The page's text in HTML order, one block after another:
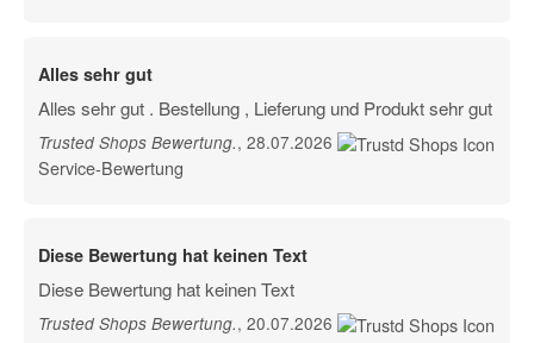
Alles sehr gut
Alles sehr gut . Bestellung , Lieferung und Produkt sehr gut
Trusted Shops Bewertung., 28.07.2026
Service-Bewertung
Diese Bewertung hat keinen Text
Diese Bewertung hat keinen Text
Trusted Shops Bewertung., 20.07.2026